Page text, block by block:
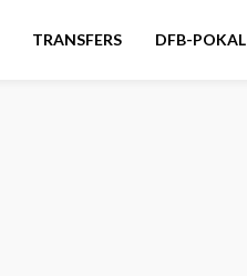
TRANSFERS DFB-POKAL